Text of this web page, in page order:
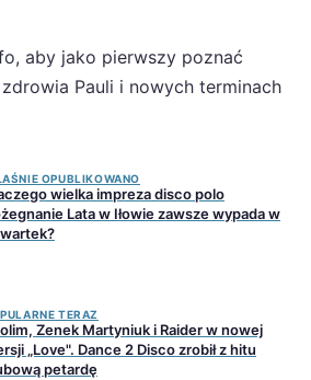
aby jako pierwszy poznać
Pauli i nowych terminach
OPUBLIKOWANO
wielka impreza disco polo
Lata w Iłowie zawsze wypada w
TERAZ
Zenek Martyniuk i Raider w nowej
„Love". Dance 2 Disco zrobił z hitu
petardę